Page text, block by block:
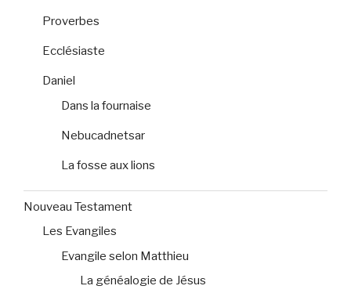
Proverbes
Ecclésiaste
Daniel
Dans la fournaise
Nebucadnetsar
La fosse aux lions
Nouveau Testament
Les Evangiles
Evangile selon Matthieu
La généalogie de Jésus